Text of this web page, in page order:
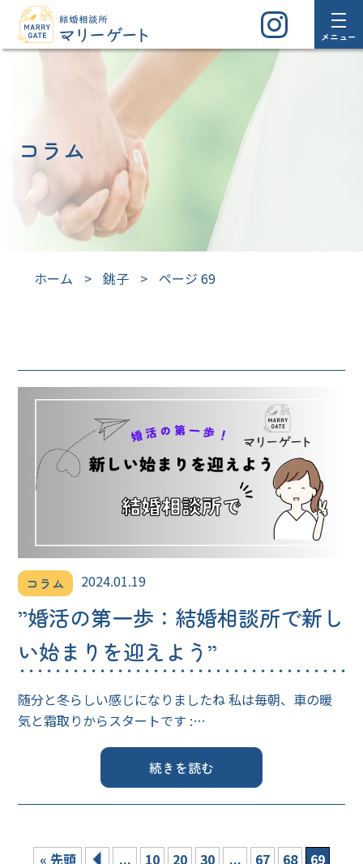
メニュー
コラム
ホーム > 銚子 > ページ 69
コラム 2024.01.19
”婚活の第一歩：結婚相談所で新し
い始まりを迎えよう”
随分と冬らしい感じになりましたね 私は毎朝、車の暖
気と霜取りからスタートです :…
続きを読む
« 先頭 ... 10 20 30 ... 67 68
69